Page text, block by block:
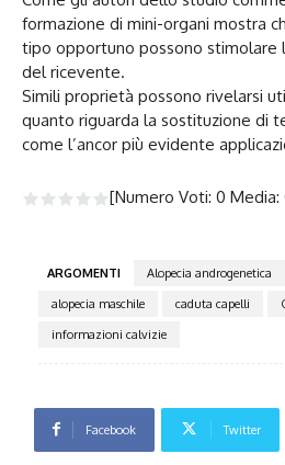
formazione di mini-organi mostra
tipo opportuno possono stimolare
del ricevente.
Simili proprietà possono rivelarsi
quanto riguarda la sostituzione di
come l’ancor più evidente
[Numero Voti: 0 Media:
ARGOMENTI Alopecia androgenetica
alopecia maschile
caduta capelli
informazioni calvizie
Facebook Twitter